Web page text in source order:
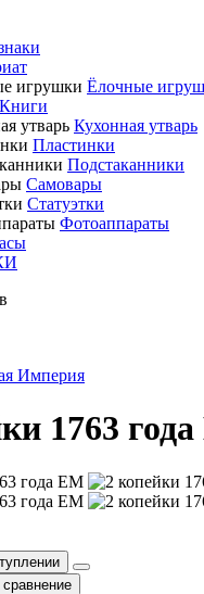
Ёлочные
Книги
Кухонная утварь
Пластинки
Подстаканники
Самовары
Статуэтки
Фотоаппараты
Империя
1763
сравнение